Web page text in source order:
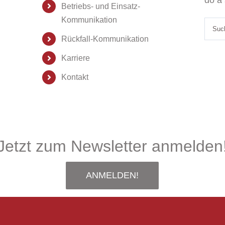
Betriebs- und Einsatz-
Kommunikation
Rückfall-Kommunikation
Karriere
Kontakt
for:
zum Newsletter
ANMELDEN!